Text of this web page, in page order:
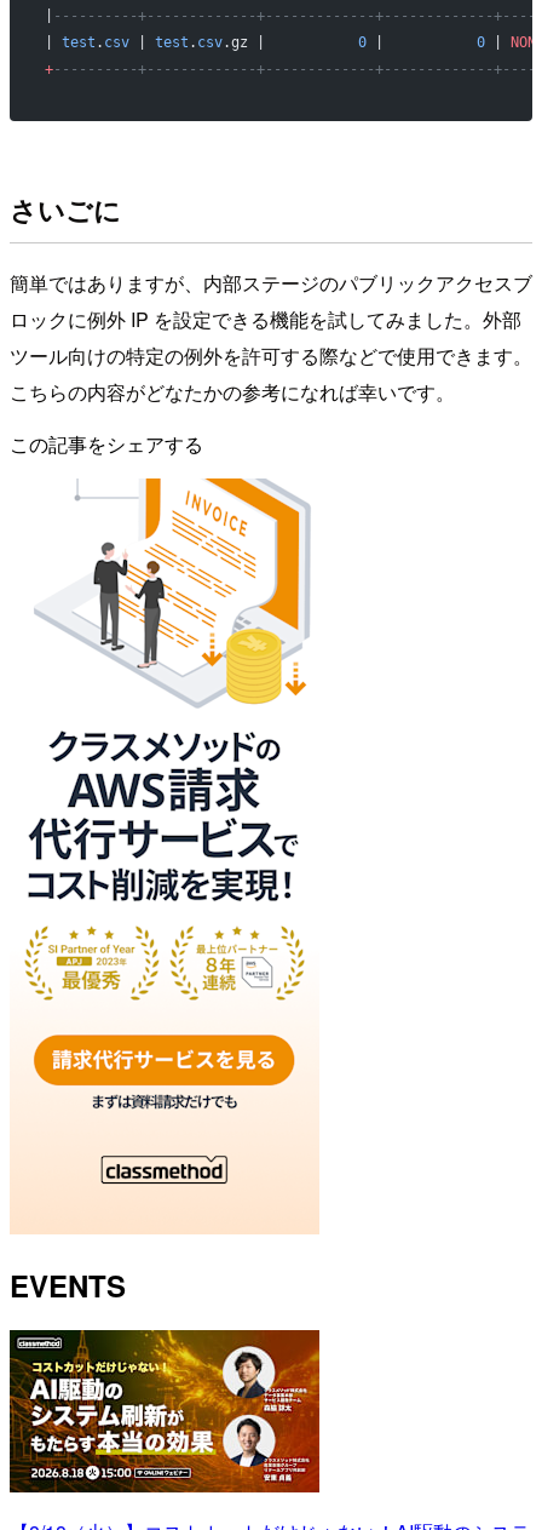
----------+-------------+-------------+-------------
test . csv | test . csv.gz | 0 | 0 |
+----------+-------------+-------------+-------------
さいごに
簡単ではありますが、内部ステージのパブリックアクセスブ
ロックに例外 IP を設定できる機能を試してみました。外部
ツール向けの特定の例外を許可する際などで使用できます。
こちらの内容がどなたかの参考になれば幸いです。
この記事をシェアする
EVENTS